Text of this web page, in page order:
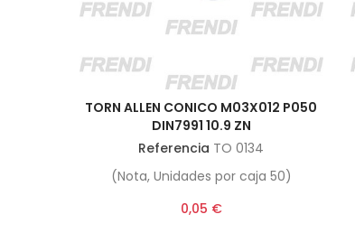
TORN ALLEN CONICO M03X012 P050
DIN7991 10.9 ZN
Referencia TO 0134
(Nota, Unidades por caja 50)
0,05 €